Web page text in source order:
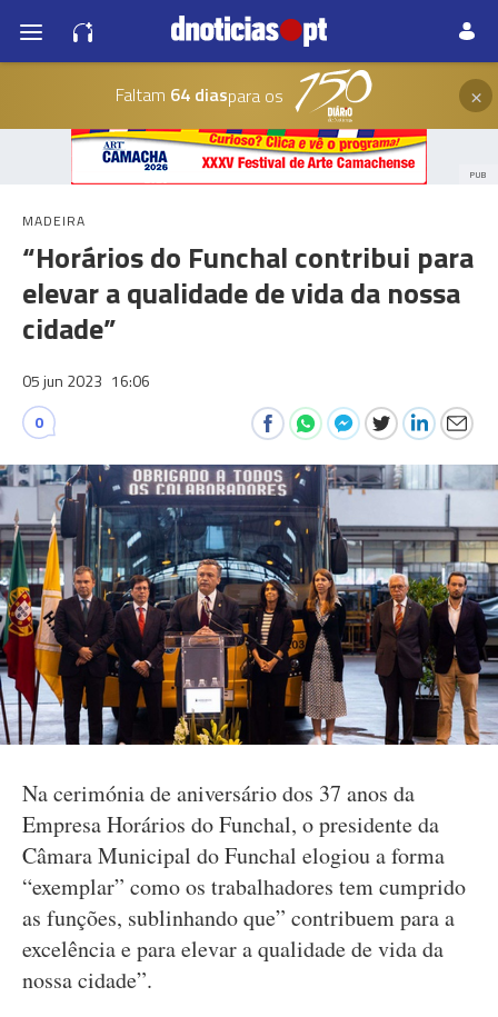
Faltam 64 diaspara os ×
PUB
MADEIRA
“Horários do Funchal contribui para
elevar a qualidade de vida da nossa
cidade”
05 jun 2023 16:06
0
Na cerimónia de aniversário dos 37 anos da
Empresa Horários do Funchal, o presidente da
Câmara Municipal do Funchal elogiou a forma
“exemplar” como os trabalhadores tem cumprido
as funções, sublinhando que” contribuem para a
excelência e para elevar a qualidade de vida da
nossa cidade”.